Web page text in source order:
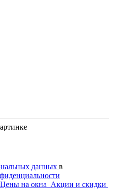
данных в
Цены на окна Акции и скидки